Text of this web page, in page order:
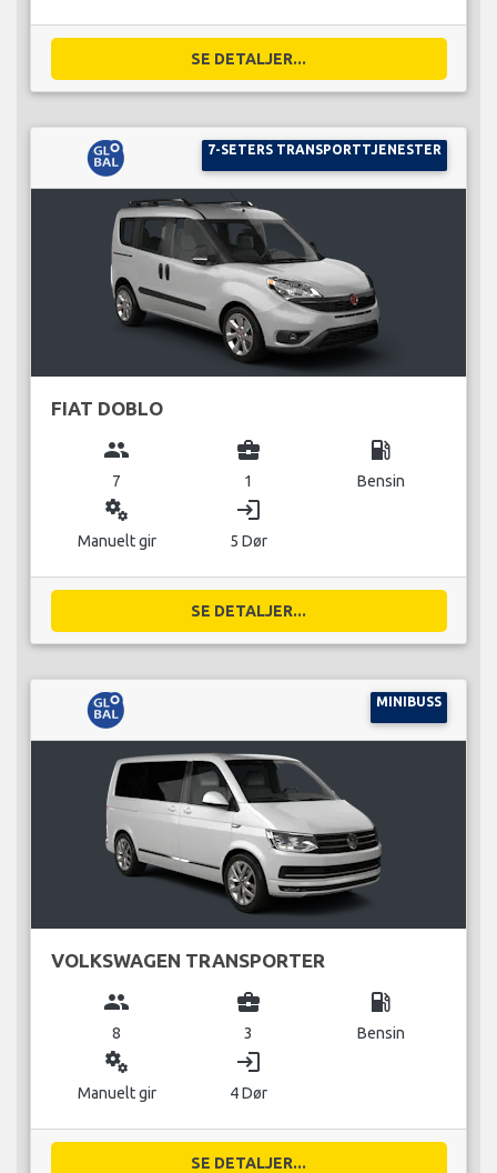
SE DETALJER...
7-SETERS TRANSPORTTJENESTER
FIAT DOBLO
group
7
business_center
1
local_gas_station
Bensin
miscellaneous_services
Manuelt gir
login
5 Dør
SE DETALJER...
MINIBUSS
VOLKSWAGEN TRANSPORTER
group
8
business_center
3
local_gas_station
Bensin
miscellaneous_services
Manuelt gir
login
4 Dør
SE DETALJER...